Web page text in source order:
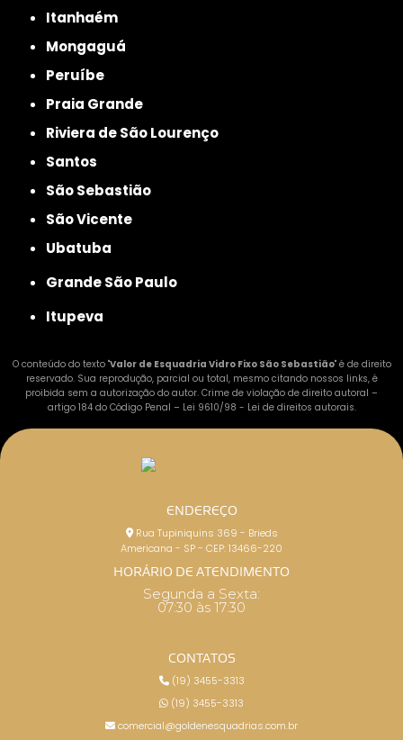
Itanhaém
Mongaguá
Peruíbe
Praia Grande
Riviera de São Lourenço
Santos
São Sebastião
São Vicente
Ubatuba
Grande São Paulo
Itupeva
O conteúdo do texto "Valor de Esquadria Vidro Fixo São Sebastião" é de direito
reservado. Sua reprodução, parcial ou total, mesmo citando nossos links, é
proibida sem a autorização do autor. Crime de violação de direito autoral –
artigo 184 do Código Penal – Lei 9610/98 - Lei de direitos autorais.
ENDEREÇO
Rua Tupiniquins 369 - Brieds
Americana - SP - CEP: 13466-220
HORÁRIO DE ATENDIMENTO
Segunda a Sexta:
07:30 às 17:30
CONTATOS
(19) 3455-3313
(19) 3455-3313
comercial@goldenesquadrias.com.br